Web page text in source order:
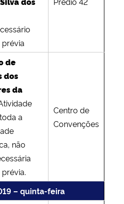
de
dos
da
a
não
Centro de
Convenções
– quinta-feira